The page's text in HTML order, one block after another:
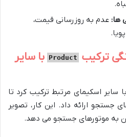
ها: عدم به روزرسانی قیمت،
Product با سایر
سایر اسکیمای مرتبط ترکیب کرد تا
جستجو ارائه داد. این کار، تصویر
به موتورهای جستجو می دهد.